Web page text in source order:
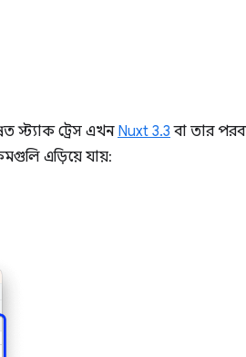
স্ট্যাক ট্রেস এখন Nuxt 3.3 বা তার
এড়িয়ে যায়: